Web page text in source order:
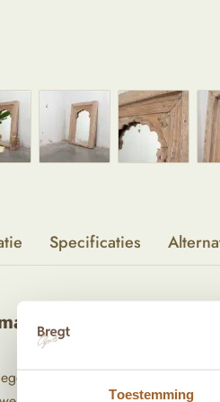
Toestemming
Specificaties
voegt een prachtig visueel